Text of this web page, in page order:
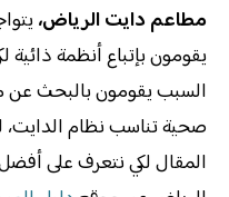
مطاعم دايت الرياض،
يقومون بإتباع أنظمة ذائية
السبب يقومون بالبحث عن
صحية تناسب نظام الدايت،
المقال لكي نتعرف على